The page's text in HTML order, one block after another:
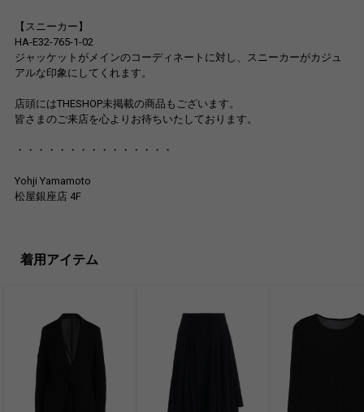
【スニーカー】
HA-E32-765-1-02
ジャッケットがメインのコーディネートに対し、スニーカーがカジュ
アルな印象にしてくれます。
店頭にはTHESHOP未掲載の商品もございます。
皆さまのご来店を心よりお待ちいたしております。
・・・・・・・・・・・・・・・
Yohji Yamamoto
松屋銀座店 4F
着用アイテム